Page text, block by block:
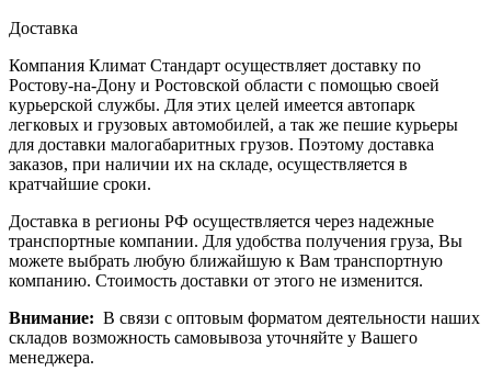
Доставка
Компания Климат Стандарт осуществляет доставку по
Ростову-на-Дону и Ростовской области с помощью своей
курьерской службы. Для этих целей имеется автопарк
легковых и грузовых автомобилей, а так же пешие курьеры
для доставки малогабаритных грузов. Поэтому доставка
заказов, при наличии их на складе, осуществляется в
кратчайшие сроки.
Доставка в регионы РФ осуществляется через надежные
транспортные компании. Для удобства получения груза, Вы
можете выбрать любую ближайшую к Вам транспортную
компанию. Стоимость доставки от этого не изменится.
Внимание: В связи с оптовым форматом деятельности наших
складов возможность самовывоза уточняйте у Вашего
менеджера.